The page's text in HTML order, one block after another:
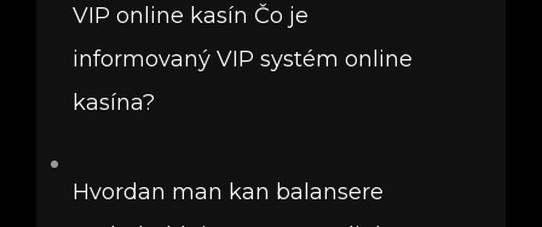
VIP online kasín Čo je
informovaný VIP systém online
kasína?
Hvordan man kan balansere